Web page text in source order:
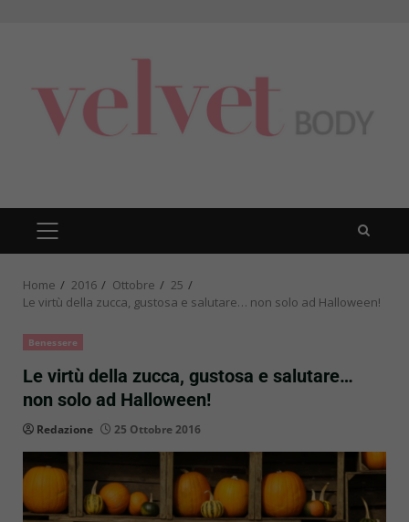
PRIMARY
MENU
Home 2016 Ottobre
25
Le virtù della zucca, gustosa e salutare… non solo ad Halloween!
Benessere
Le virtù della zucca, gustosa e salutare…
non solo ad Halloween!
Redazione 25 Ottobre 2016